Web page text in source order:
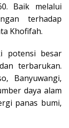
Baik melalui
terhadap
Khofifah.
potensi besar
terbarukan.
Banyuwangi,
daya alam
panas bumi,